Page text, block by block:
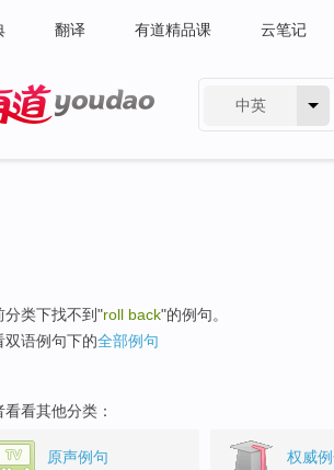
翻译 有道精品课 云笔记
中英
分类下找不到"roll back"的例句。
双语例句下的全部例句
看看其他分类：
原声例句 权威